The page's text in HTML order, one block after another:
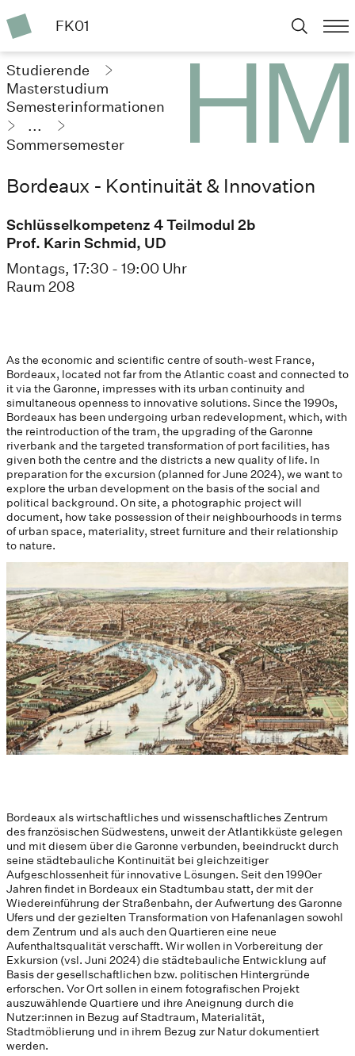
FK01
Studierende
Masterstudium
Semesterinformationen
...
Sommersemester
Bordeaux - Kontinuität & Innovation
Schlüsselkompetenz 4 Teilmodul 2b
Prof. Karin Schmid, UD
Montags, 17:30 - 19:00 Uhr
Raum 208
As the economic and scientific centre of south-west France,
Bordeaux, located not far from the Atlantic coast and connected to
it via the Garonne, impresses with its urban continuity and
simultaneous openness to innovative solutions. Since the 1990s,
Bordeaux has been undergoing urban redevelopment, which, with
the reintroduction of the tram, the upgrading of the Garonne
riverbank and the targeted transformation of port facilities, has
given both the centre and the districts a new quality of life. In
preparation for the excursion (planned for June 2024), we want to
explore the urban development on the basis of the social and
political background. On site, a photographic project will
document, how take possession of their neighbourhoods in terms
of urban space, materiality, street furniture and their relationship
to nature.
Bordeaux als wirtschaftliches und wissenschaftliches Zentrum
des französischen Südwestens, unweit der Atlantikküste gelegen
und mit diesem über die Garonne verbunden, beeindruckt durch
seine städtebauliche Kontinuität bei gleichzeitiger
Aufgeschlossenheit für innovative Lösungen. Seit den 1990er
Jahren findet in Bordeaux ein Stadtumbau statt, der mit der
Wiedereinführung der Straßenbahn, der Aufwertung des Garonne
Ufers und der gezielten Transformation von Hafenanlagen sowohl
dem Zentrum und als auch den Quartieren eine neue
Aufenthaltsqualität verschafft. Wir wollen in Vorbereitung der
Exkursion (vsl. Juni 2024) die städtebauliche Entwicklung auf
Basis der gesellschaftlichen bzw. politischen Hintergründe
erforschen. Vor Ort sollen in einem fotografischen Projekt
auszuwählende Quartiere und ihre Aneignung durch die
Nutzer:innen in Bezug auf Stadtraum, Materialität,
Stadtmöblierung und in ihrem Bezug zur Natur dokumentiert
werden.